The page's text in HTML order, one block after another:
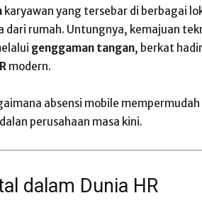
karyawan yang tersebar di berbagai
dari rumah. Untungnya, kemajuan
genggaman tangan, berkat
modern.
absensi mobile
perusahaan masa kini.
dalam Dunia HR